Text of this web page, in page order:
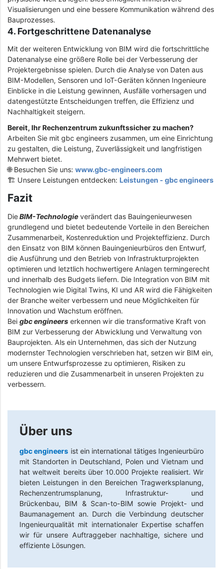
Visualisierungen und eine bessere Kommunikation während des
Bauprozesses.
4. Fortgeschrittene Datenanalyse
Mit der weiteren Entwicklung von BIM wird die fortschrittliche
Datenanalyse eine größere Rolle bei der Verbesserung der
Projektergebnisse spielen. Durch die Analyse von Daten aus
BIM-Modellen, Sensoren und IoT-Geräten können Ingenieure
Einblicke in die Leistung gewinnen, Ausfälle vorhersagen und
datengestützte Entscheidungen treffen, die Effizienz und
Nachhaltigkeit steigern.
Bereit, Ihr Rechenzentrum zukunftssicher zu machen?
Arbeiten Sie mit gbc engineers zusammen, um eine Einrichtung
zu gestalten, die Leistung, Zuverlässigkeit und langfristigen
Mehrwert bietet.
🌐 Besuchen Sie uns: www.gbc-engineers.com
🏗️ Unsere Leistungen entdecken: Leistungen - gbc engineers
Fazit
DieBIM-Technologie verändert das Bauingenieurwesen
grundlegend und bietet bedeutende Vorteile in den Bereichen
Zusammenarbeit, Kostenreduktion und Projekteffizienz. Durch
den Einsatz von BIM können Bauingenieurbüros den Entwurf,
die Ausführung und den Betrieb von Infrastrukturprojekten
optimieren und letztlich hochwertigere Anlagen termingerecht
und innerhalb des Budgets liefern. Die Integration von BIM mit
Technologien wie Digital Twins, KI und AR wird die Fähigkeiten
der Branche weiter verbessern und neue Möglichkeiten für
Innovation und Wachstum eröffnen.
Bei gbc engineers erkennen wir die transformative Kraft von
BIM zur Verbesserung der Abwicklung und Verwaltung von
Bauprojekten. Als ein Unternehmen, das sich der Nutzung
modernster Technologien verschrieben hat, setzen wir BIM ein,
um unsere Entwurfsprozesse zu optimieren, Risiken zu
reduzieren und die Zusammenarbeit in unseren Projekten zu
verbessern.
Über uns
gbc engineers ist ein international tätiges Ingenieurbüro
mit Standorten in Deutschland, Polen und Vietnam und
hat weltweit bereits über 10.000 Projekte realisiert. Wir
bieten Leistungen in den Bereichen Tragwerksplanung,
Rechenzentrumsplanung, Infrastruktur- und
Brückenbau, BIM & Scan-to-BIM sowie Projekt- und
Baumanagement an. Durch die Verbindung deutscher
Ingenieurqualität mit internationaler Expertise schaffen
wir für unsere Auftraggeber nachhaltige, sichere und
effiziente Lösungen.